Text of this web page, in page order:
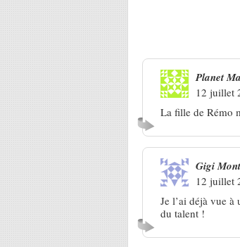
Planet
12 juillet
La fille de Rémo
Gigi
12 juillet
Je l’ai déjà vue
du talent !